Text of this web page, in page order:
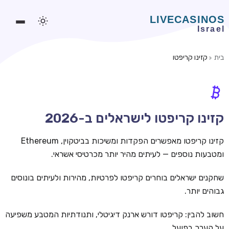
משחקים חינמיים
סלוטים אונליין
מונדיאל 2026 הימורים
בקרה אונליין
וידאו פוקר
בית קזינו קריפטו
קזינו קריפטו לישראלים ב-2026
קזינו קריפטו מאפשרים הפקדות ומשיכות בביטקוין, Ethereum
ומטבעות נוספים — לעיתים מהיר יותר מכרטיסי אשראי.
שחקנים ישראלים בוחרים קריפטו לפרטיות, מהירות ולעיתים בונוסים
גבוהים יותר.
חשוב להבין: קריפטו דורש ארנק דיגיטלי, ותנודתיות המטבע משפיעה